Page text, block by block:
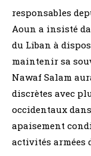
responsables
Aoun a insisté
du Liban à
maintenir sa
Nawaf Salam
discrètes avec
occidentaux
apaisement
activités armées